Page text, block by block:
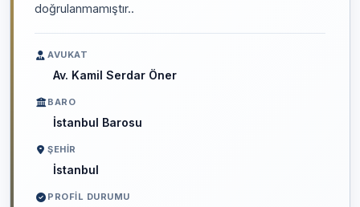
doğrulanmamıştır..
AVUKAT
Av. Kamil Serdar Öner
BARO
İstanbul Barosu
ŞEHIR
İstanbul
PROFIL DURUMU